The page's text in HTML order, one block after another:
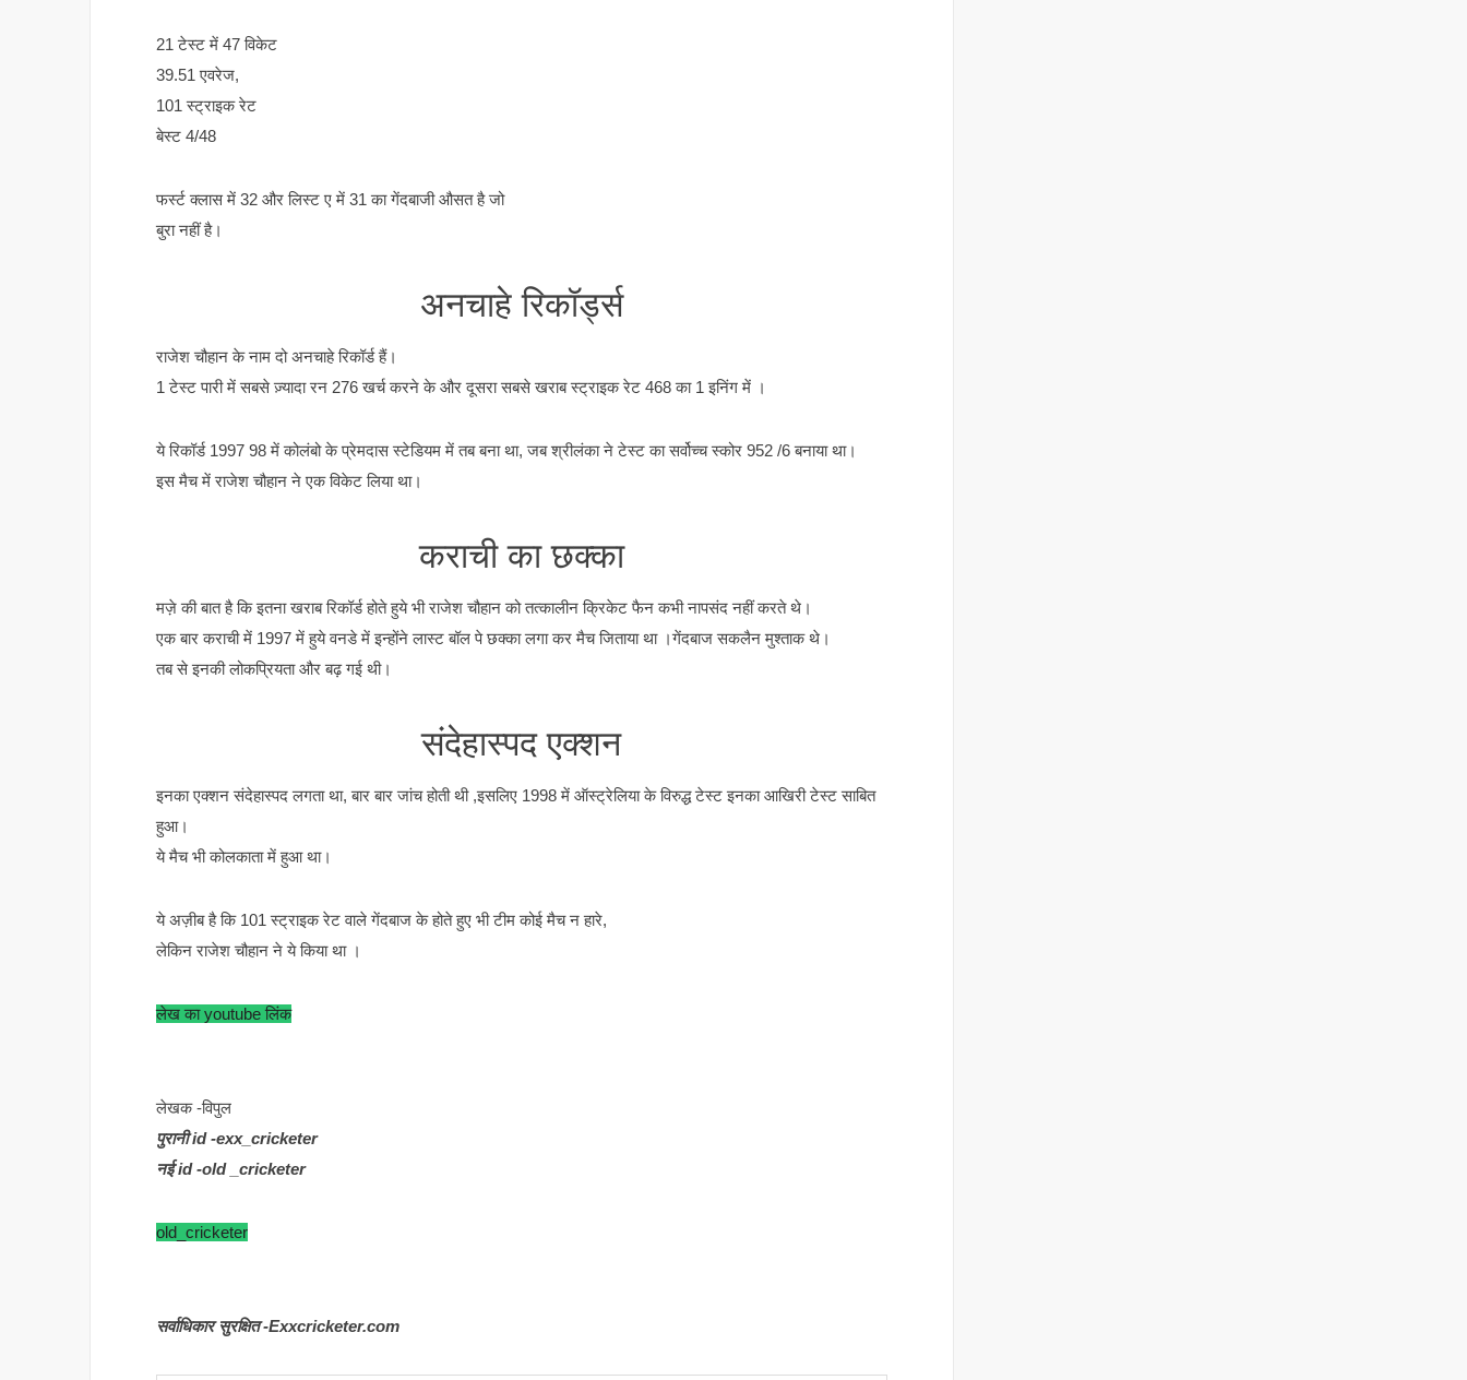
21 टेस्ट में 47 विकेट
39.51 एवरेज,
101 स्ट्राइक रेट
बेस्ट 4/48
फर्स्ट क्लास में 32 और लिस्ट ए में 31 का गेंदबाजी औसत है जो
बुरा नहीं है।
अनचाहे रिकॉर्ड्स
राजेश चौहान के नाम दो अनचाहे रिकॉर्ड हैं।
1 टेस्ट पारी में सबसे ज़्यादा रन 276 खर्च करने के और दूसरा सबसे खराब स्ट्राइक रेट 468 का 1 इनिंग में ।
ये रिकॉर्ड 1997 98 में कोलंबो के प्रेमदास स्टेडियम में तब बना था, जब श्रीलंका ने टेस्ट का सर्वोच्च स्कोर 952 /6 बनाया था।
इस मैच में राजेश चौहान ने एक विकेट लिया था।
कराची का छक्का
मज़े की बात है कि इतना खराब रिकॉर्ड होते हुये भी राजेश चौहान को तत्कालीन क्रिकेट फैन कभी नापसंद नहीं करते थे।
एक बार कराची में 1997 में हुये वनडे में इन्होंने लास्ट बॉल पे छक्का लगा कर मैच जिताया था ।गेंदबाज सकलैन मुश्ताक थे।
तब से इनकी लोकप्रियता और बढ़ गई थी।
संदेहास्पद एक्शन
इनका एक्शन संदेहास्पद लगता था, बार बार जांच होती थी ,इसलिए 1998 में ऑस्ट्रेलिया के विरुद्ध टेस्ट इनका आखिरी टेस्ट साबित
हुआ।
ये मैच भी कोलकाता में हुआ था।
ये अज़ीब है कि 101 स्ट्राइक रेट वाले गेंदबाज के होते हुए भी टीम कोई मैच न हारे,
लेकिन राजेश चौहान ने ये किया था ।
लेख का youtube लिंक
लेखक -विपुल
पुरानी id -exx_cricketer
नई id -old _cricketer
old_cricketer
सर्वाधिकार सुरक्षित -Exxcricketer.com